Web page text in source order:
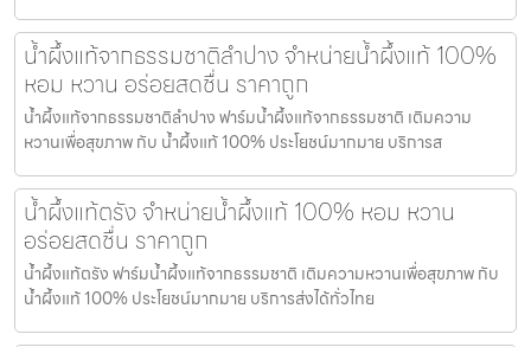
น้ำผึ้งแท้จากธรรมชาติลำปาง จำหน่ายน้ำผึ้งแท้ 100%
หอม หวาน อร่อยสดชื่น ราคาถูก
น้ำผึ้งแท้จากธรรมชาติลำปาง ฟาร์มน้ำผึ้งแท้จากธรรมชาติ เติมความ
หวานเพื่อสุขภาพ กับ น้ำผึ้งแท้ 100% ประโยชน์มากมาย บริการส
น้ำผึ้งแท้ตรัง จำหน่ายน้ำผึ้งแท้ 100% หอม หวาน
อร่อยสดชื่น ราคาถูก
น้ำผึ้งแท้ตรัง ฟาร์มน้ำผึ้งแท้จากธรรมชาติ เติมความหวานเพื่อสุขภาพ กับ
น้ำผึ้งแท้ 100% ประโยชน์มากมาย บริการส่งได้ทั่วไทย